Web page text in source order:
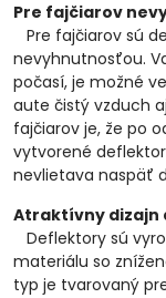
Pre fajčiarov
Pre fajčiarov sú
nevyhnutnosťou.
počasí, je možné
aute čistý vzduch
fajčiarov je, že po
vytvorené
nevlietava naspäť
Atraktívny dizajn
Deflektory sú
materiálu so
typ je tvarovaný